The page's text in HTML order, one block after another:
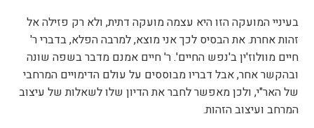
בעיניי המועקה הזו היא עצמה מועקה דתית, ולא רק פזילה אל
זהות אחרת. את הבסיס לכך אני מוצא, למרבה הפלא, בדברי ר'
חיים מוולוז'ין ב'נפש החיים'. ר' חיים אמנם מדבר בשפה שונה
ובהקשר אחר, אבל דבריו מבוססים על עולם הדימויים המרחבי
של האר"י, ולכן מאפשר לחבר את הדיון שלו לשאלות של עיצוב
המרחב ועיצוב הזהות.